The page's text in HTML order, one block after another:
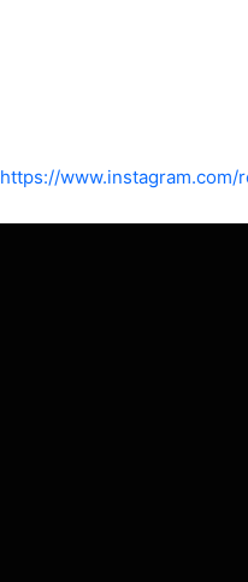
https://www.instagram.com/